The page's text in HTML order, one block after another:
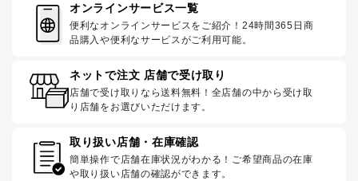
オンラインサービス一覧
便利なオンラインサービスをご紹介！24時間365日商
品購入や便利なサービスがご利用可能。
ネットで注文 店舗で受け取り
店舗で受け取りなら送料無料！全店舗の中から受け取
り店舗をお選びいただけます。
取り扱い店舗・在庫確認
簡単操作で店舗在庫状況がわかる！ご希望商品の在庫
や取り扱い店舗の確認ができます。